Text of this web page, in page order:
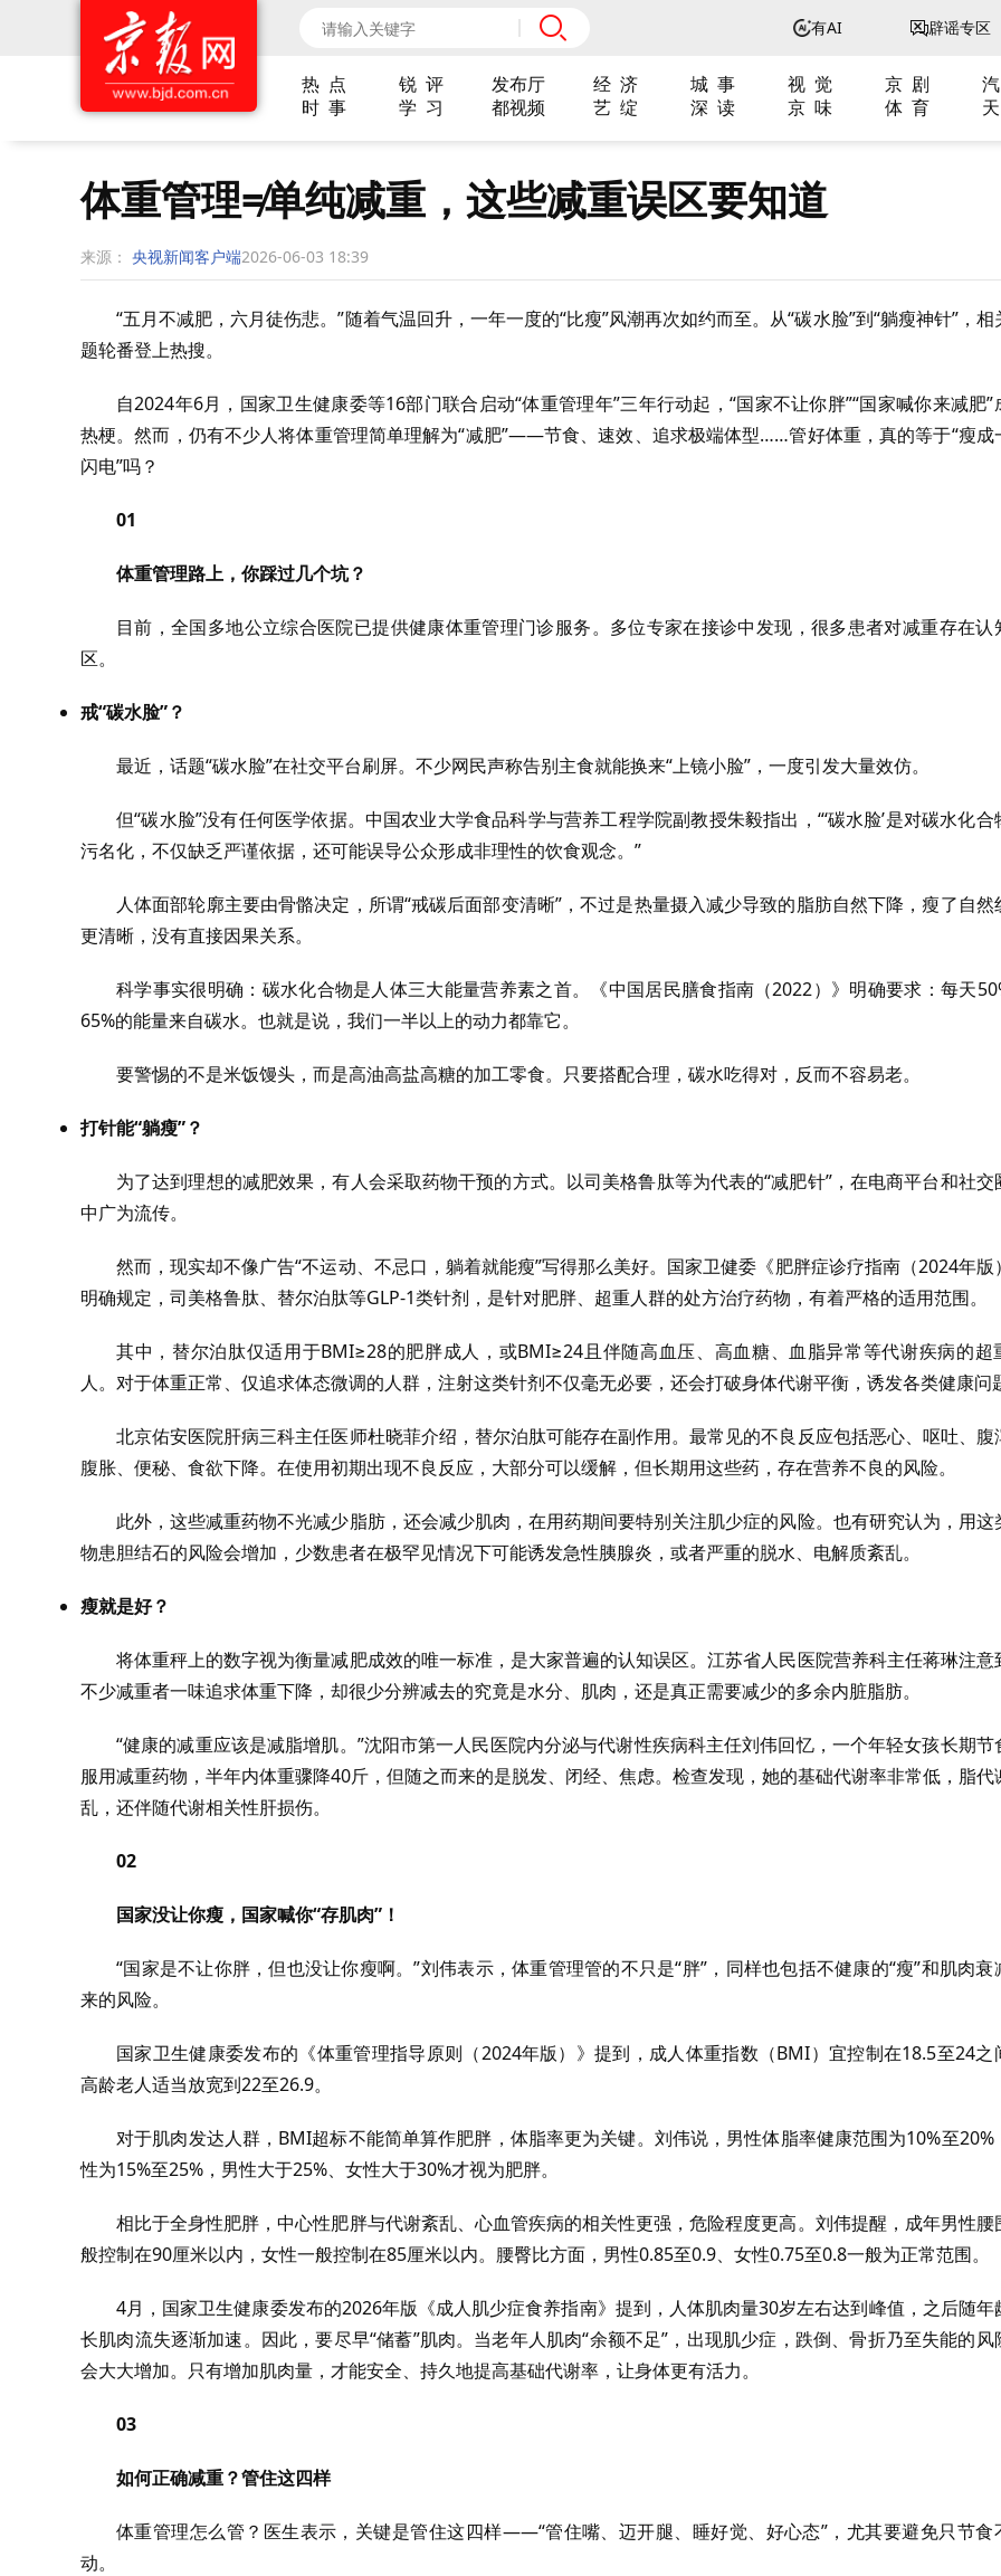
有AI 辟谣专区
热 点 锐 评 发布厅 经 济 城 事 视 觉 京 剧
时 事
学 习 都视频 艺 绽 深 读 京 味 体 育
体重管理≠单纯减重，这些减重误区要知道
来源： 央视新闻客户端2026-06-03 18:39
“五月不减肥，六月徒伤悲。”随着气温回升，一年一度的“比瘦”风潮再次如约而至。从“碳水脸”到“躺瘦神针”，相
题轮番登上热搜。
自2024年6月，国家卫生健康委等16部门联合启动“体重管理年”三年行动起，“国家不让你胖”“国家喊你来减肥”
热梗。然而，仍有不少人将体重管理简单理解为“减肥”——节食、速效、追求极端体型……管好体重，真的等于“瘦成
闪电”吗？
01
体重管理路上，你踩过几个坑？
目前，全国多地公立综合医院已提供健康体重管理门诊服务。多位专家在接诊中发现，很多患者对减重存在认
区。
戒“碳水脸”？
最近，话题“碳水脸”在社交平台刷屏。不少网民声称告别主食就能换来“上镜小脸”，一度引发大量效仿。
但“碳水脸”没有任何医学依据。中国农业大学食品科学与营养工程学院副教授朱毅指出，“‘碳水脸’是对碳水化合
污名化，不仅缺乏严谨依据，还可能误导公众形成非理性的饮食观念。”
人体面部轮廓主要由骨骼决定，所谓“戒碳后面部变清晰”，不过是热量摄入减少导致的脂肪自然下降，瘦了自然
更清晰，没有直接因果关系。
科学事实很明确：碳水化合物是人体三大能量营养素之首。《中国居民膳食指南（2022）》明确要求：每天
65%的能量来自碳水。也就是说，我们一半以上的动力都靠它。
要警惕的不是米饭馒头，而是高油高盐高糖的加工零食。只要搭配合理，碳水吃得对，反而不容易老。
打针能“躺瘦”？
为了达到理想的减肥效果，有人会采取药物干预的方式。以司美格鲁肽等为代表的“减肥针”，在电商平台和社交
中广为流传。
然而，现实却不像广告“不运动、不忌口，躺着就能瘦”写得那么美好。国家卫健委《肥胖症诊疗指南（2024年版
明确规定，司美格鲁肽、替尔泊肽等GLP-1类针剂，是针对肥胖、超重人群的处方治疗药物，有着严格的适用范围。
其中，替尔泊肽仅适用于BMI≥28的肥胖成人，或BMI≥24且伴随高血压、高血糖、血脂异常等代谢疾病的超
人。对于体重正常、仅追求体态微调的人群，注射这类针剂不仅毫无必要，还会打破身体代谢平衡，诱发各类健康问
北京佑安医院肝病三科主任医师杜晓菲介绍，替尔泊肽可能存在副作用。最常见的不良反应包括恶心、呕吐、腹
腹胀、便秘、食欲下降。在使用初期出现不良反应，大部分可以缓解，但长期用这些药，存在营养不良的风险。
此外，这些减重药物不光减少脂肪，还会减少肌肉，在用药期间要特别关注肌少症的风险。也有研究认为，用这
物患胆结石的风险会增加，少数患者在极罕见情况下可能诱发急性胰腺炎，或者严重的脱水、电解质紊乱。
瘦就是好？
将体重秤上的数字视为衡量减肥成效的唯一标准，是大家普遍的认知误区。江苏省人民医院营养科主任蒋琳注意
不少减重者一味追求体重下降，却很少分辨减去的究竟是水分、肌肉，还是真正需要减少的多余内脏脂肪。
“健康的减重应该是减脂增肌。”沈阳市第一人民医院内分泌与代谢性疾病科主任刘伟回忆，一个年轻女孩长期节
服用减重药物，半年内体重骤降40斤，但随之而来的是脱发、闭经、焦虑。检查发现，她的基础代谢率非常低，脂代
乱，还伴随代谢相关性肝损伤。
02
国家没让你瘦，国家喊你“存肌肉”！
“国家是不让你胖，但也没让你瘦啊。”刘伟表示，体重管理管的不只是“胖”，同样也包括不健康的“瘦”和肌肉衰
来的风险。
国家卫生健康委发布的《体重管理指导原则（2024年版）》提到，成人体重指数（BMI）宜控制在18.5至24之
高龄老人适当放宽到22至26.9。
对于肌肉发达人群，BMI超标不能简单算作肥胖，体脂率更为关键。刘伟说，男性体脂率健康范围为10%至20%
性为15%至25%，男性大于25%、女性大于30%才视为肥胖。
相比于全身性肥胖，中心性肥胖与代谢紊乱、心血管疾病的相关性更强，危险程度更高。刘伟提醒，成年男性腰
般控制在90厘米以内，女性一般控制在85厘米以内。腰臀比方面，男性0.85至0.9、女性0.75至0.8一般为正常范围。
4月，国家卫生健康委发布的2026年版《成人肌少症食养指南》提到，人体肌肉量30岁左右达到峰值，之后随年
长肌肉流失逐渐加速。因此，要尽早“储蓄”肌肉。当老年人肌肉“余额不足”，出现肌少症，跌倒、骨折乃至失能的风
会大大增加。只有增加肌肉量，才能安全、持久地提高基础代谢率，让身体更有活力。
03
如何正确减重？管住这四样
体重管理怎么管？医生表示，关键是管住这四样——“管住嘴、迈开腿、睡好觉、好心态”，尤其要避免只节食
动。